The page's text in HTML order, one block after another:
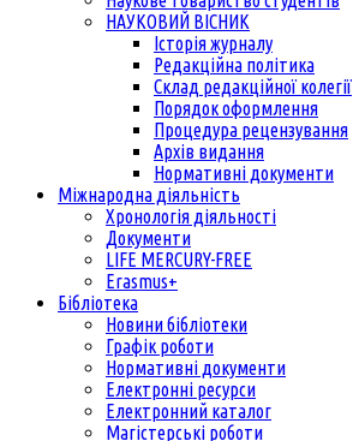
НАУКОВИЙ ВІСНИК
Історія журналу
Редакційна політика
Склад редакційної колегії
Порядок оформлення
Процедура рецензування
Архів видання
Нормативні документи
Міжнародна діяльність
Хронологія діяльності
Документи
LIFE MERCURY-FREE
Erasmus+
Бібліотека
Новини бібліотеки
Графік роботи
Нормативні документи
Електронні ресурси
Електронний каталог
Магістерські роботи